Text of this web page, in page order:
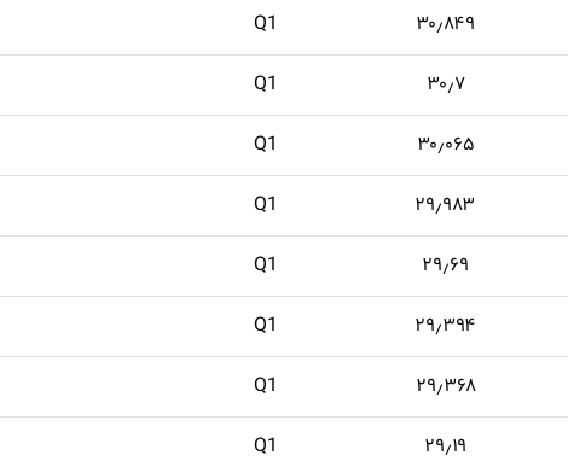
۳۰٫۸۴۹ Q1
۳۰٫۷ Q1
۳۰٫۰۶۵ Q1
۲۹٫۹۸۳ Q1
۲۹٫۶۹ Q1
۲۹٫۳۹۴ Q1
۲۹٫۳۶۸ Q1
۲۹٫۱۹ Q1